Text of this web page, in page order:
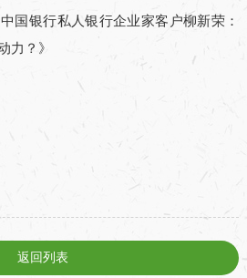
国银行私人银行企业家客户柳新荣：
力？》
返回列表